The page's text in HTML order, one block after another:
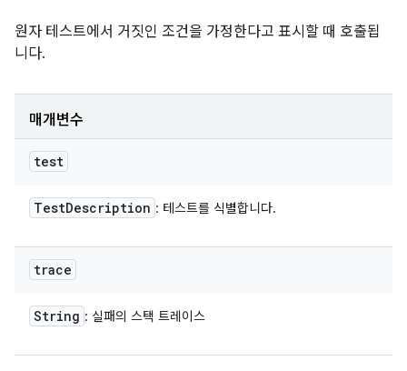
원자 테스트에서 거짓인 조건을 가정한다고 표시할 때 호출됩
니다.
매개변수
test
TestDescription : 테스트를 식별합니다.
trace
String : 실패의 스택 트레이스